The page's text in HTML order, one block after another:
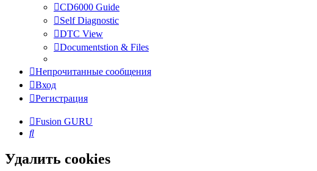
CD6000 Guide
Self Diagnostic
DTC View
Documentstion & Files
Непрочитанные сообщения
Вход
Регистрация
Fusion GURU
Поиск
Удалить cookies